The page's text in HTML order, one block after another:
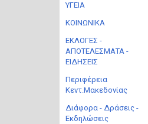
ΥΓΕΙΑ
ΚΟΙΝΩΝΙΚΑ
ΕΚΛΟΓΕΣ -
ΑΠΟΤΕΛΕΣΜΑΤΑ -
ΕΙΔΗΣΕΙΣ
Περιφέρεια
Κεντ.Μακεδονίας
Διάφορα - Δράσεις -
Εκδηλώσεις